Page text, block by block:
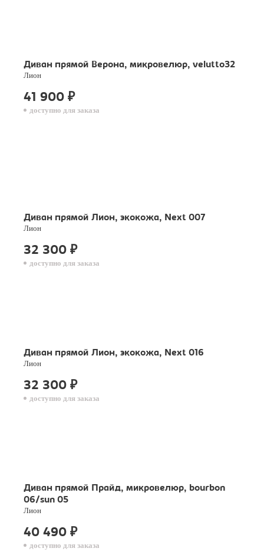
Диван прямой Верона, микровелюр, velutto32
Лион
41 900 ₽
доступно для заказа
Диван прямой Лион, экокожа, Next 007
Лион
32 300 ₽
доступно для заказа
Диван прямой Лион, экокожа, Next 016
Лион
32 300 ₽
доступно для заказа
Диван прямой Прайд, микровелюр, bourbon
06/sun 05
Лион
40 490 ₽
доступно для заказа